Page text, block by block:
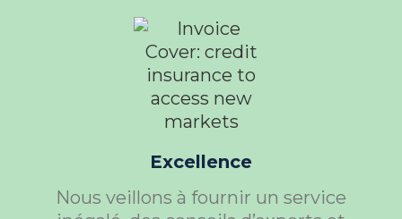
Excellence
Nous veillons à fournir un service